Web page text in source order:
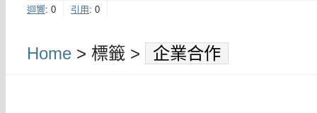
迴響: 0 引用 : 0
Home > 標籤 > 企業合作